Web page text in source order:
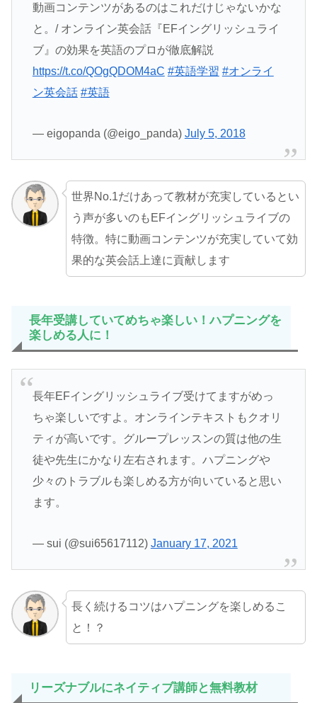
動画コンテンツがあるのはこれだけじゃないかな
と。/ オンライン英会話『EFイングリッシュライ
ブ』の効果を英語のプロが徹底解説
https://t.co/QOgQDOM4aC #英語学習 #オンライ
ン英会話 #英語
— eigopanda (@eigo_panda) July 5, 2018
世界No.1だけあって教材が充実しているとい
う声が多いのもEFイングリッシュライブの
特徴。特に動画コンテンツが充実していて効
果的な英会話上達に貢献します
長年受講していてめちゃ楽しい！ハプニングを
楽しめる人に！
長年EFイングリッシュライブ受けてますがめっ
ちゃ楽しいですよ。オンラインテキストもクオリ
ティが高いです。グループレッスンの質は他の生
徒や先生にかなり左右されます。ハプニングや
少々のトラブルも楽しめる方が向いていると思い
ます。
— sui (@sui65617112) January 17, 2021
長く続けるコツはハプニングを楽しめるこ
と！？
リーズナブルにネイティブ講師と無料教材